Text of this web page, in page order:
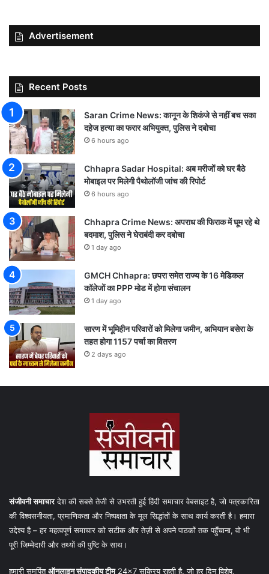
Advertisement
Recent Posts
Saran Crime News: कानून के शिकंजे से नहीं बच सका
दहेज हत्या का फरार अभियुक्त, पुलिस ने दबोचा
6 hours ago
Chhapra Sadar Hospital: अब मरीजों को घर बैठे
मोबाइल पर मिलेगी पैथोलॉजी जांच की रिपोर्ट
6 hours ago
Chhapra Crime News: अपराध की फिराक में घूम रहे थे
बदमाश, पुलिस ने घेराबंदी कर दबोचा
1 day ago
GMCH Chhapra: छपरा समेत राज्य के 16 मेडिकल
कॉलेजों का PPP मोड में होगा संचालन
1 day ago
सारण में भूमिहीन परिवारों को मिलेगा जमीन, अभियान बसेरा के
तहत होगा 1157 पर्चा का वितरण
2 days ago
संजीवनी समाचारदेश की सबसे तेजी से उभरती हुई हिंदी समाचार वेबसाइट है, जो पत्रकारिता
की विश्वसनीयता, प्रमाणिकता और निष्पक्षता के मूल सिद्धांतों के साथ कार्य करती है। हमारा
उद्देश्य है – हर महत्वपूर्ण समाचार को सटीक और तेज़ी से अपने पाठकों तक पहुँचाना, वो भी
पूरी जिम्मेदारी और तथ्यों की पुष्टि के साथ।
हमारी समर्पितऑनलाइन संपादकीय टीम24×7 सक्रिय रहती है, जो हर दिन विशेष,